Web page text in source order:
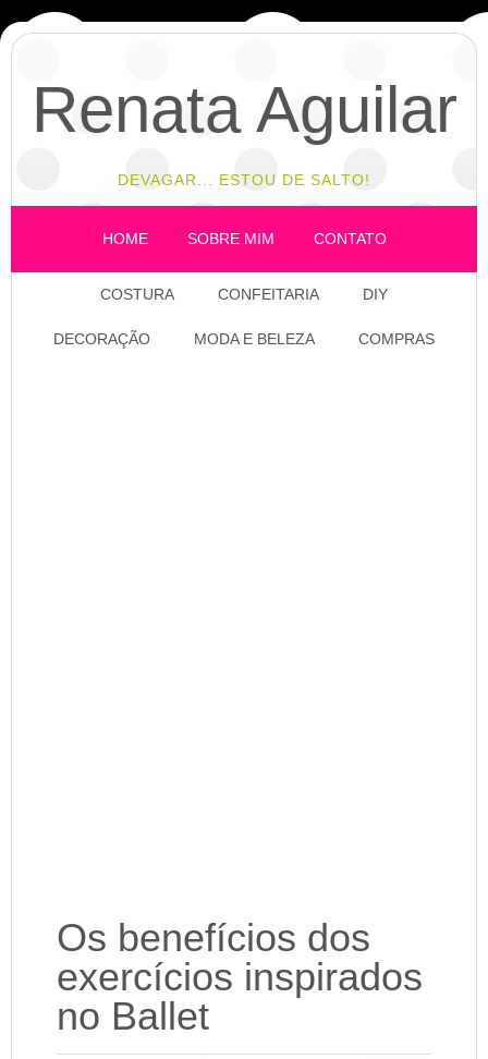
Renata Aguilar
DEVAGAR... ESTOU DE SALTO!
HOME SOBRE MIM CONTATO
COSTURA CONFEITARIA DIY
DECORAÇÃO MODA E BELEZA COMPRAS
Os benefícios dos
exercícios inspirados
no Ballet